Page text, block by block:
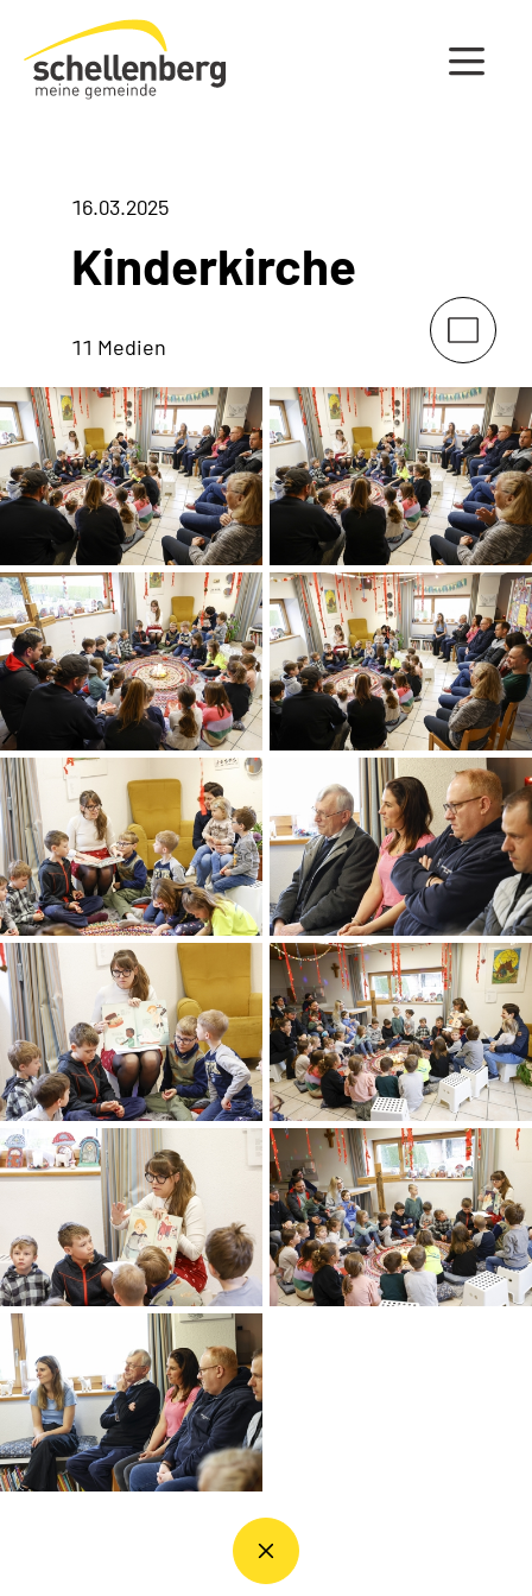
Gemeinde Schellenberg Startseite
16.03.2025
Kinderkirche
11 Medien